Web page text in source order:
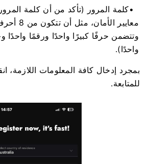
كلمة المرور (تأكد من أن كلمة
معايير
وتتضمن حرفًا كبيرًا واحدًا ورقمًا واحدًا
واحدًا).
بمجرد إدخال كافة المعلومات اللازمة،
للمتابعة.